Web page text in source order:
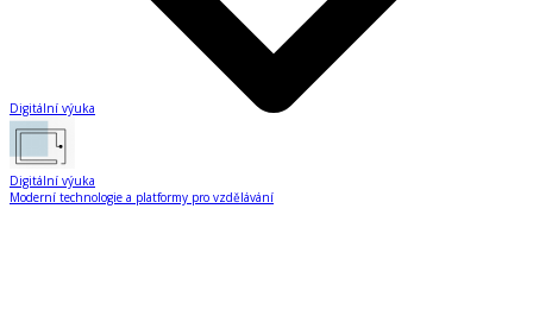
Digitální výuka
Digitální výuka
Moderní technologie a platformy pro vzdělávání